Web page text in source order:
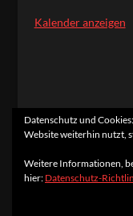
Kalender anzeigen
Datenschutz und
Website weiterhin nutzt,
Weitere Informationen,
hier: Datenschutz-